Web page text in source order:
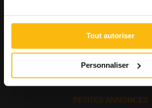
Tout autoriser
Personnaliser
AGENDA
Consulter l'agenda
FORMATIONS
Publier une formation
PETITES ANNONCES